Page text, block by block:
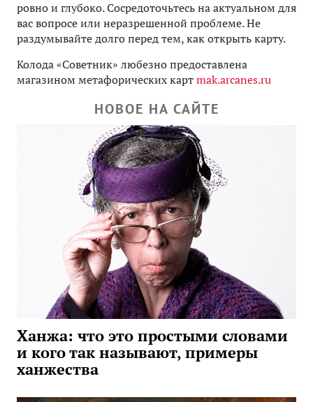
ровно и глубоко. Сосредоточьтесь на актуальном для
вас вопросе или неразрешенной проблеме. Не
раздумывайте долго перед тем, как открыть карту.
Колода «Советник» любезно предоставлена
магазином метафорических карт mak.arcanes.ru
НОВОЕ НА САЙТЕ
Ханжа: что это простыми словами
и кого так называют, примеры
ханжества